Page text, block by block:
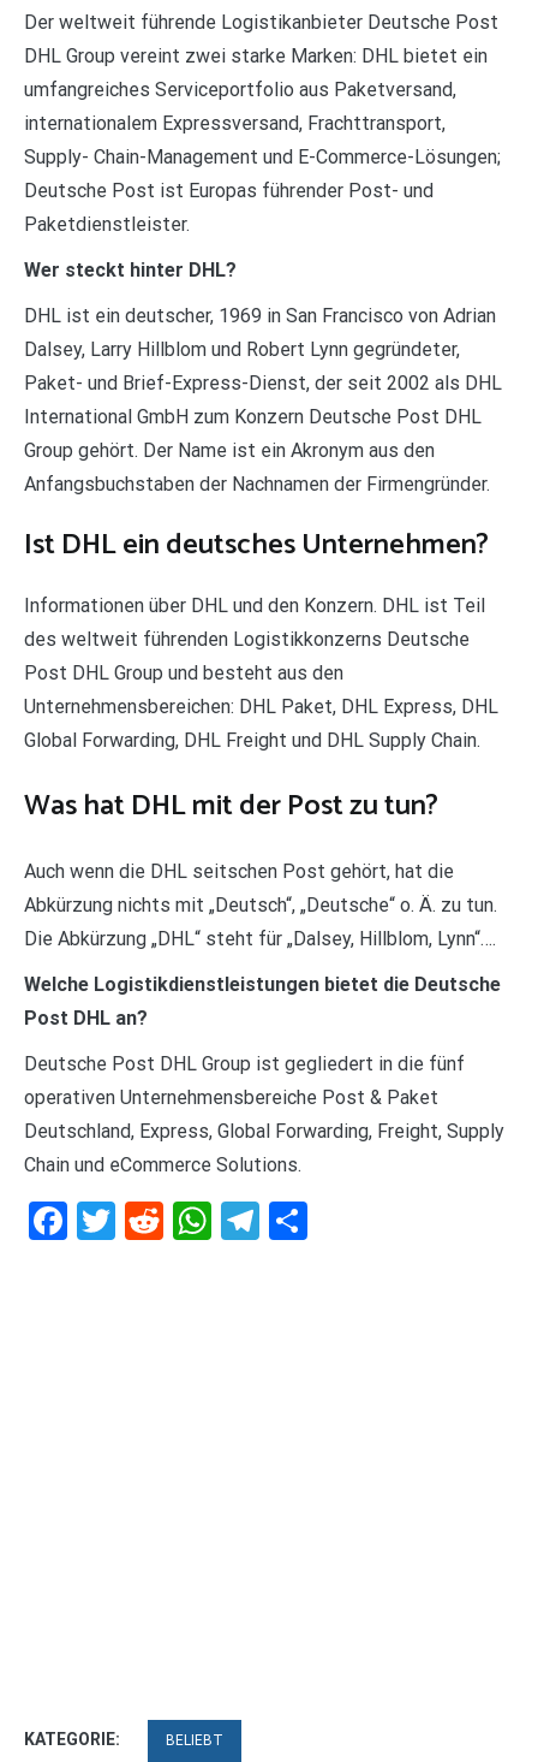
Der weltweit führende Logistikanbieter Deutsche Post
DHL Group vereint zwei starke Marken: DHL bietet ein
umfangreiches Serviceportfolio aus Paketversand,
internationalem Expressversand, Frachttransport,
Supply- Chain-Management und E-Commerce-Lösungen;
Deutsche Post ist Europas führender Post- und
Paketdienstleister.
Wer steckt hinter DHL?
DHL ist ein deutscher, 1969 in San Francisco von Adrian
Dalsey, Larry Hillblom und Robert Lynn gegründeter,
Paket- und Brief-Express-Dienst, der seit 2002 als DHL
International GmbH zum Konzern Deutsche Post DHL
Group gehört. Der Name ist ein Akronym aus den
Anfangsbuchstaben der Nachnamen der Firmengründer.
Ist DHL ein deutsches Unternehmen?
Informationen über DHL und den Konzern. DHL ist Teil
des weltweit führenden Logistikkonzerns Deutsche
Post DHL Group und besteht aus den
Unternehmensbereichen: DHL Paket, DHL Express, DHL
Global Forwarding, DHL Freight und DHL Supply Chain.
Was hat DHL mit der Post zu tun?
Auch wenn die DHL seitschen Post gehört, hat die
Abkürzung nichts mit „Deutsch“, „Deutsche“ o. Ä. zu tun.
Die Abkürzung „DHL“ steht für „Dalsey, Hillblom, Lynn“….
Welche Logistikdienstleistungen bietet die Deutsche
Post DHL an?
Deutsche Post DHL Group ist gegliedert in die fünf
operativen Unternehmensbereiche Post & Paket
Deutschland, Express, Global Forwarding, Freight, Supply
Chain und eCommerce Solutions.
Facebook
Twitter
RedditWhatsApp
Telegram
KATEGORIE: BELIEBT